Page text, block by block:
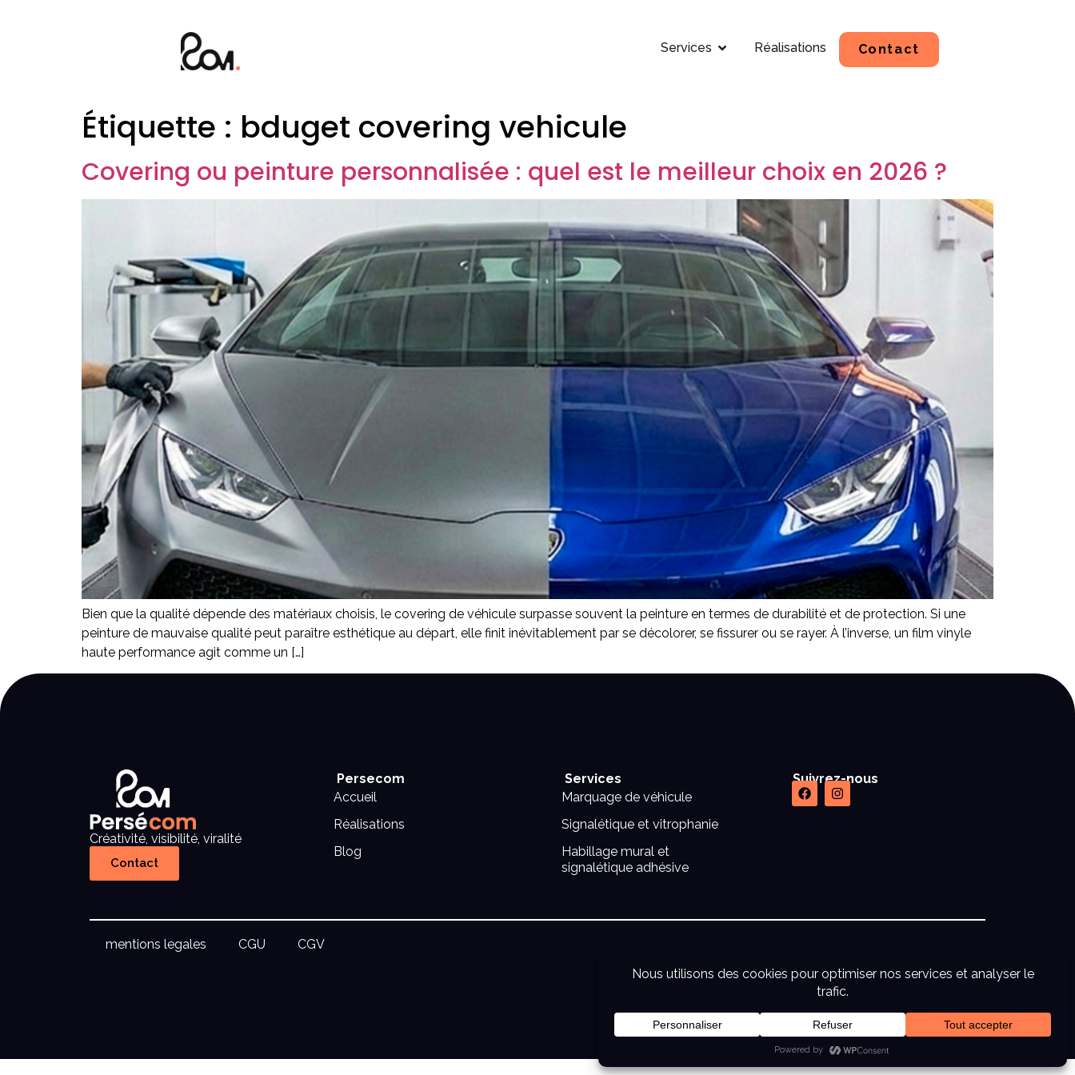
Services Réalisations Contact
Étiquette : bduget covering vehicule
Covering ou peinture personnalisée : quel est le meilleur choix en 2026 ?
Bien que la qualité dépende des matériaux choisis, le covering de véhicule surpasse souvent la peinture en termes de durabilité et de protection. Si une
peinture de mauvaise qualité peut paraître esthétique au départ, elle finit inévitablement par se décolorer, se fissurer ou se rayer. À l’inverse, un film vinyle
haute performance agit comme un […]
Créativité, visibilité, viralité
Contact
Persecom
Accueil
Réalisations
Blog
Services
Marquage de véhicule
Signalétique et vitrophanie
Habillage mural et
signalétique adhésive
Suivrez-nous
mentions legales CGU CGV